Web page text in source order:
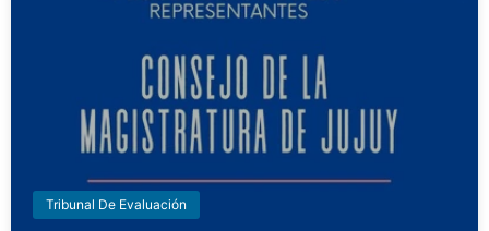
Tribunal De Evaluación